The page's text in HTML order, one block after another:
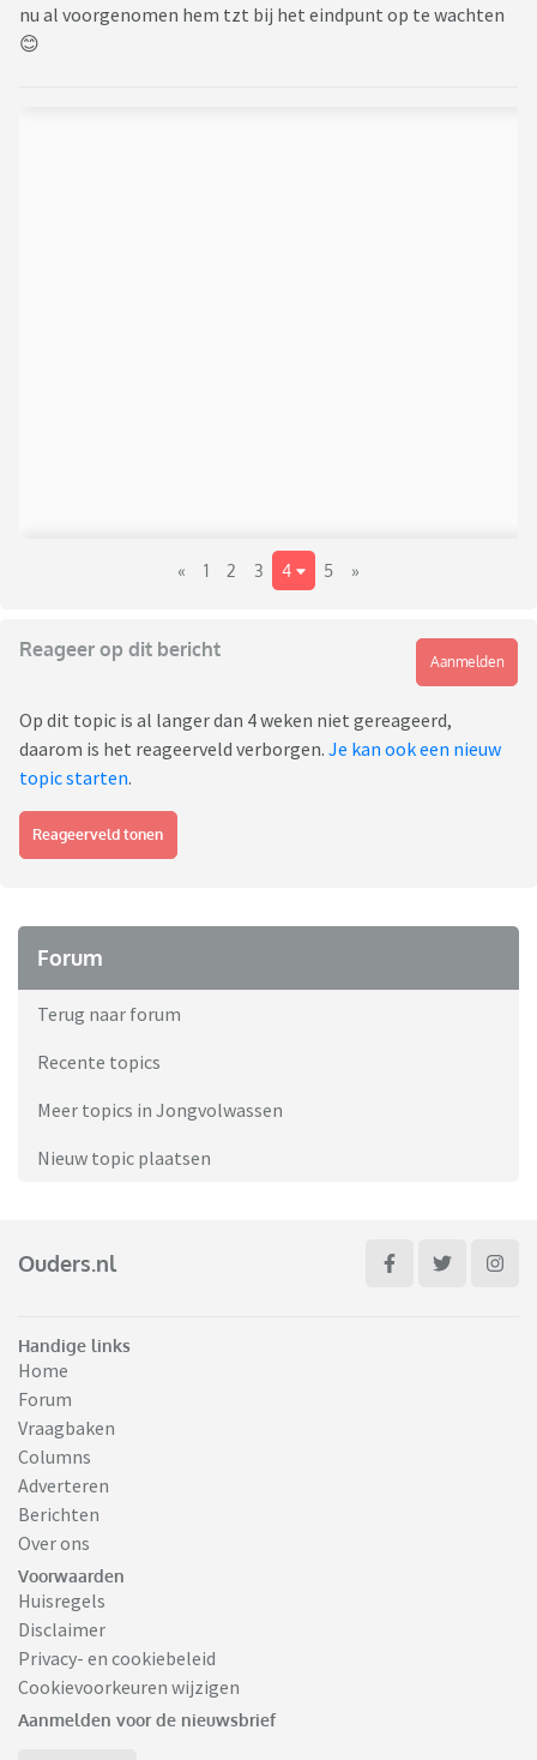
nu al voorgenomen hem tzt bij het eindpunt op te wachten
😊
« 1 2 3 4 5 »
Reageer op dit bericht
Aanmelden
Op dit topic is al langer dan 4 weken niet gereageerd,
daarom is het reageerveld verborgen. Je kan ook een nieuw
topic starten.
Reageerveld tonen
Forum
Terug naar forum
Recente topics
Meer topics in Jongvolwassen
Nieuw topic plaatsen
Ouders.nl
Handige links
Home
Forum
Vraagbaken
Columns
Adverteren
Berichten
Over ons
Voorwaarden
Huisregels
Disclaimer
Privacy- en cookiebeleid
Cookievoorkeuren wijzigen
Aanmelden voor de nieuwsbrief